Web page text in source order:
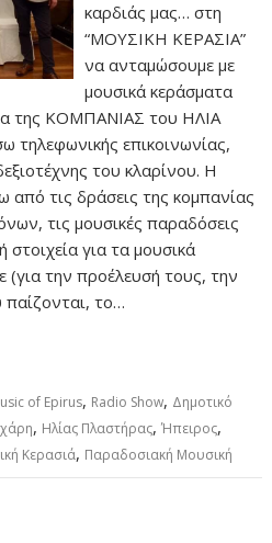
καρδιάς μας… στη
“ΜΟΥΣΙΚΗ ΚΕΡΑΣΙΑ”
να ανταμώσουμε με
μουσικά κεράσματα
της ΚΟΜΠΑΝΙΑΣ του ΗΛΙΑ
επικοινωνίας,
του κλαρίνου. Η
από τις δράσεις της κομπανίας
τις μουσικές παραδόσεις
για τα μουσικά
(για την προέλευσή τους, την
το…
of Epirus, Radio Show, Δημοτικό
, Ηλίας Πλαστήρας,Ήπειρος,
Κερασιά, Παραδοσιακή Μουσική